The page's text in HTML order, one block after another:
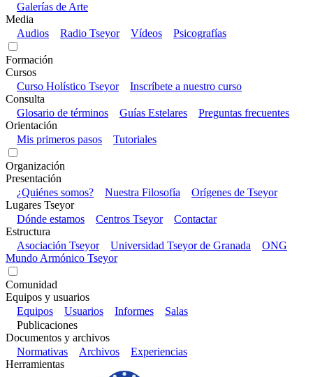
Galerías de Arte
Media
Audios
Radio Tseyor Vídeos Psicografías
Formación
Cursos
Curso Holístico Tseyor
Inscríbete a nuestro curso
Consulta
Glosario de términos
Guías Estelares
Preguntas frecuentes
Orientación
Mis primeros pasos
Tutoriales
Organización
Presentación
¿Quiénes somos?
Nuestra Filosofía
Orígenes de Tseyor
Lugares Tseyor
Dónde estamos
Centros Tseyor
Contactar
Estructura
Asociación Tseyor
Universidad Tseyor de Granada
ONG
Mundo Armónico Tseyor
Comunidad
Equipos y usuarios
Equipos
Usuarios Informes
Salas
Publicaciones
Documentos y archivos
Normativas
Archivos
Experiencias
Herramientas